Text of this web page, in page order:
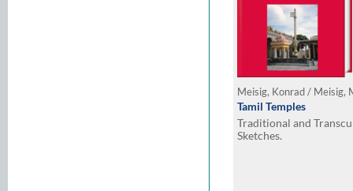
Meisig, Konrad / Meisig,
Tamil Temples
Traditional and
Sketches.